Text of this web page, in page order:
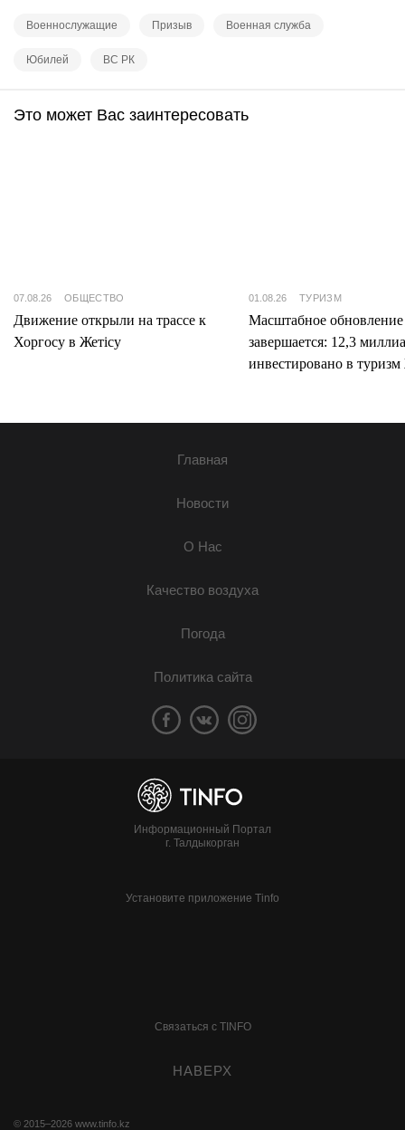
Военнослужащие Призыв Военная служба
Юбилей ВС РК
Это может Вас заинтересовать
07.08.26 ОБЩЕСТВО
Движение открыли на трассе к
Хоргосу в Жетісу
01.08.26 ТУРИЗМ
Масштабное
завершается: 12,3
инвестировано в туризм
Главная
Новости
О Нас
Качество воздуха
Погода
Политика сайта
Информационный Портал
г. Талдыкорган
Установите приложение Tinfo
Связаться с TINFO
НАВЕРХ
© 2015–2026 www.tinfo.kz